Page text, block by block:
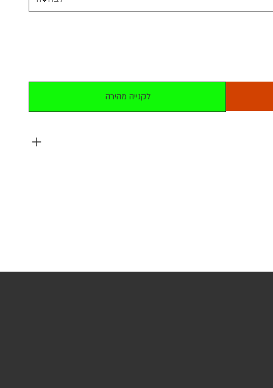
לקנייה מהירה